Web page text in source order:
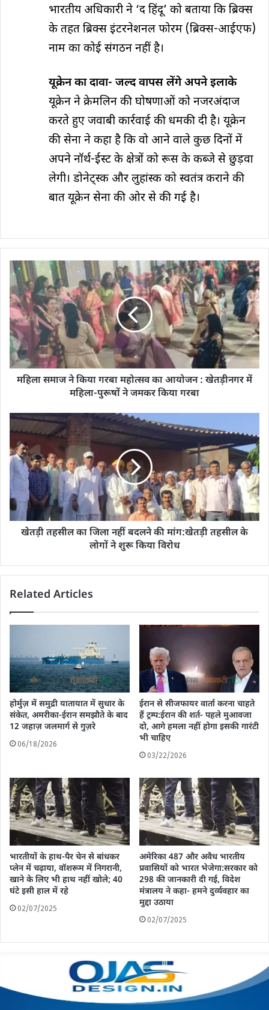
भारतीय अधिकारी ने ‘द हिंदू’ को बताया कि ब्रिक्स
के तहत ब्रिक्स इंटरनेशनल फोरम (ब्रिक्स-आईएफ)
नाम का कोई संगठन नहीं है।
यूक्रेन का दावा- जल्द वापस लेंगे अपने इलाके
यूक्रेन ने क्रेमलिन की घोषणाओं को नजरअंदाज
करते हुए जवाबी कार्रवाई की धमकी दी है। यूक्रेन
की सेना ने कहा है कि वो आने वाले कुछ दिनाें में
अपने नॉर्थ-ईस्ट के क्षेत्रों को रूस के कब्जे से छुड़वा
लेगी। डोनेट्स्क और लुहांस्क को स्वतंत्र कराने की
बात यूक्रेन सेना की ओर से की गई है।
महिला समाज ने किया गरबा महोत्सव का आयोजन : खेतड़ीनगर में
महिला-पुरूषों ने जमकर किया गरबा
खेतड़ी तहसील का जिला नहीं बदलने की मांग:खेतड़ी तहसील के
लोगों ने शुरू किया विरोध
Related Articles
होर्मुज़ में समुद्री यातायात में सुधार के
संकेत, अमरीका-ईरान समझौते के बाद
12 जहाज़ जलमार्ग से गुज़रे
06/18/2026
ईरान से सीजफायर वार्ता करना चाहते
हैं ट्रम्प:ईरान की शर्त- पहले मुआवजा
दो, आगे हमला नहीं होगा इसकी गारंटी
भी चाहिए
03/22/2026
भारतीयों के हाथ-पैर चेन से बांधकर
प्लेन में चढ़ाया, वॉशरूम में निगरानी,
खाने के लिए भी हाथ नहीं खोले; 40
घंटे इसी हाल में रहे
02/07/2025
अमेरिका 487 और अवैध भारतीय
प्रवासियों को भारत भेजेगा:सरकार को
298 की जानकारी दी गई, विदेश
मंत्रालय ने कहा- हमने दुर्व्यवहार का
मुद्दा उठाया
02/07/2025